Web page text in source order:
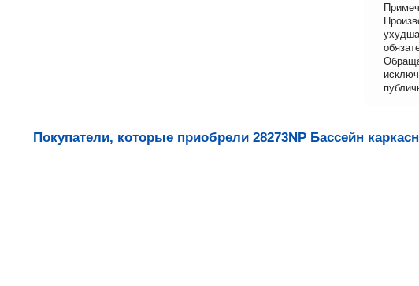
Покупатели, которые приобрели 28273NP Бассейн